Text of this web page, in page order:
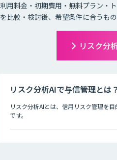
利用料金・初期費用・無料プラン・
を比較・検討後、希望条件に合うも
リスク分
リスク分析AIで与信管理とは？
リスク分析AIとは、信用リスク管理を
です。
ディープラーニングなど新しいAI技術